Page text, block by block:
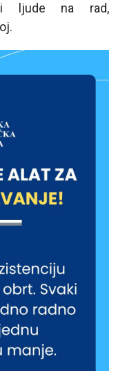
ljude na rad,